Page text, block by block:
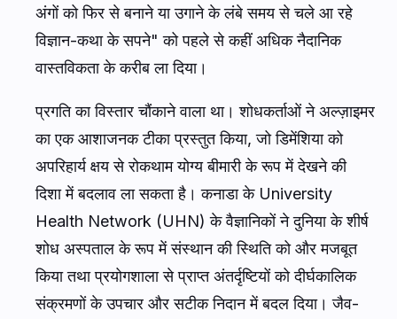
अंगों को फिर से बनाने या उगाने के लंबे समय से चले आ रहे
विज्ञान-कथा के सपने" को पहले से कहीं अधिक नैदानिक
वास्तविकता के करीब ला दिया।
प्रगति का विस्तार चौंकाने वाला था। शोधकर्ताओं ने अल्ज़ाइमर
का एक आशाजनक टीका प्रस्तुत किया, जो डिमेंशिया को
अपरिहार्य क्षय से रोकथाम योग्य बीमारी के रूप में देखने की
दिशा में बदलाव ला सकता है। कनाडा के University
Health Network (UHN) के वैज्ञानिकों ने दुनिया के शीर्ष
शोध अस्पताल के रूप में संस्थान की स्थिति को और मजबूत
किया तथा प्रयोगशाला से प्राप्त अंतर्दृष्टियों को दीर्घकालिक
संक्रमणों के उपचार और सटीक निदान में बदल दिया। जैव-